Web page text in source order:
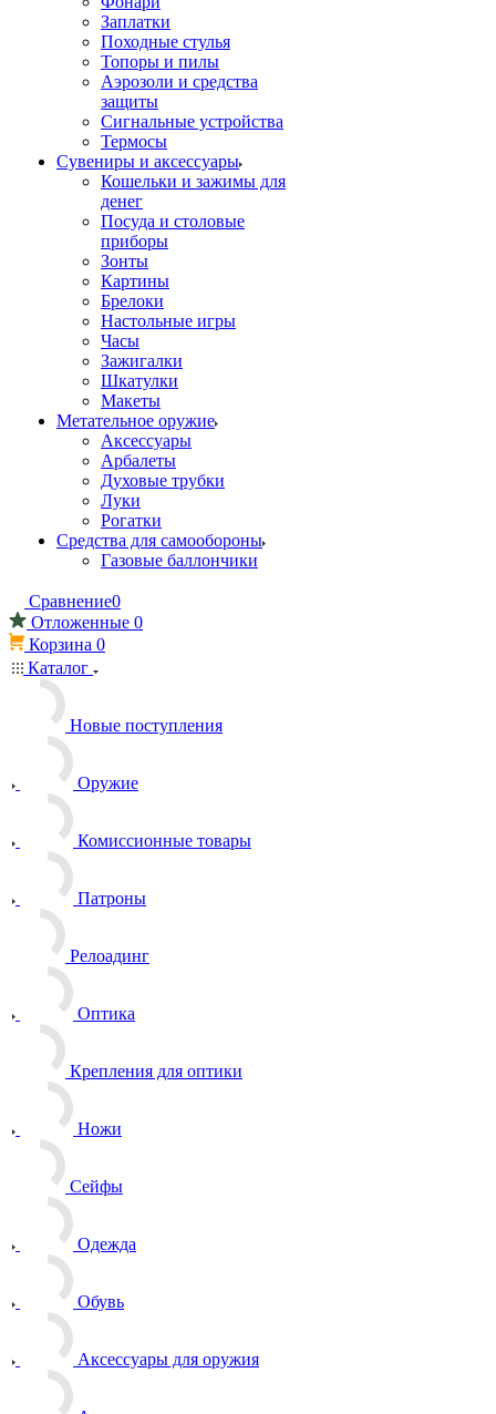
Заплатки
Походные стулья
Топоры и пилы
Аэрозоли и средства
защиты
Сигнальные устройства
Термосы
Сувениры и аксессуары
Кошельки и зажимы для
денег
Посуда и столовые
приборы
Зонты
Картины
Брелоки
Настольные игры
Часы
Зажигалки
Шкатулки
Макеты
Метательное оружие
Аксессуары
Арбалеты
Духовые трубки
Луки
Рогатки
Средства для самообороны
Газовые баллончики
Сравнение0
Отложенные 0
Корзина 0
Каталог
Новые поступления
Оружие
Комиссионные товары
Патроны
Релоадинг
Оптика
Крепления для оптики
Ножи
Сейфы
Одежда
Обувь
Аксессуары для оружия